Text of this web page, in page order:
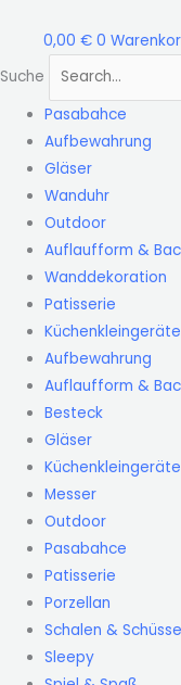
springen
0,00 € 0
Suche
Pasabahce
Aufbewahrung
Gläser
Wanduhr
Outdoor
Auflaufform &
Wanddekoration
Patisserie
Küchenkleingeräte
Aufbewahrung
Auflaufform &
Besteck
Gläser
Küchenkleingeräte
Messer
Outdoor
Pasabahce
Patisserie
Porzellan
Schalen &
Sleepy
Küchenofen
Terrassenofen
Menge